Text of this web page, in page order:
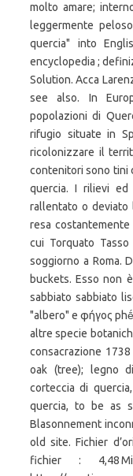
molto amare;
leggermente
quercia" into
encyclopedia ;
Solution. Acca
see also. In
popolazioni di
rifugio situate in
ricolonizzare il
contenitori sono tini
quercia. I rilievi
rallentato o deviato
resa
cui Torquato
soggiorno a Roma.
buckets. Esso
sabbiato sabbiato
"albero" e φήγος
altre specie
consacrazione
oak (tree); legno
corteccia di
quercia, to be as
Blasonnement
old site. Fichier
fichier : 4,48